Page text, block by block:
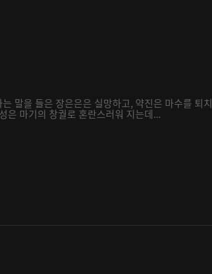
말을 들은 장은은은 실망하고, 약진은 마수를 퇴치
은 마기의 창궐로 혼란스러워 지는데...